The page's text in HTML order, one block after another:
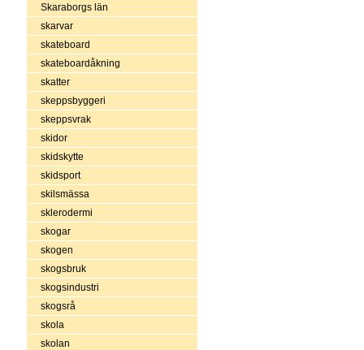
Skaraborgs län
skarvar
skateboard
skateboardåkning
skatter
skeppsbyggeri
skeppsvrak
skidor
skidskytte
skidsport
skilsmässa
sklerodermi
skogar
skogen
skogsbruk
skogsindustri
skogsrå
skola
skolan